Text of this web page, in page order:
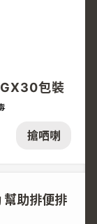
搶哂喇
包裝
幫助排便排